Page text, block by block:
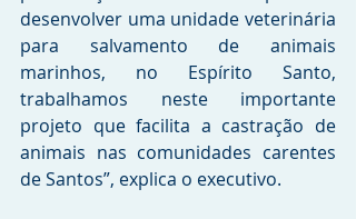
desenvolver uma unidade veterinária
para salvamento de animais
marinhos, no Espírito Santo,
trabalhamos neste importante
projeto que facilita a castração de
animais nas comunidades carentes
de Santos”, explica o executivo.